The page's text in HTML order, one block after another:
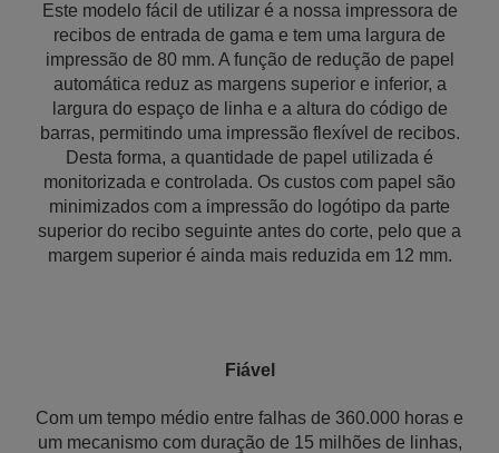
Este modelo fácil de utilizar é a nossa impressora de
recibos de entrada de gama e tem uma largura de
impressão de 80 mm. A função de redução de papel
automática reduz as margens superior e inferior, a
largura do espaço de linha e a altura do código de
barras, permitindo uma impressão flexível de recibos.
Desta forma, a quantidade de papel utilizada é
monitorizada e controlada. Os custos com papel são
minimizados com a impressão do logótipo da parte
superior do recibo seguinte antes do corte, pelo que a
margem superior é ainda mais reduzida em 12 mm.
Fiável
Com um tempo médio entre falhas de 360.000 horas e
um mecanismo com duração de 15 milhões de linhas,